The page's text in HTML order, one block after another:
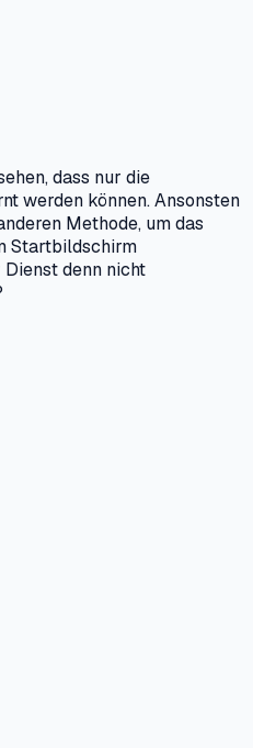
dass nur die
werden können. Ansonsten
Methode, um das
Startbildschirm
denn nicht